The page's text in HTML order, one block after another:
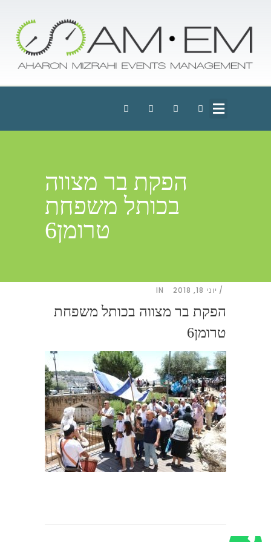
הפקת בר מצווה
בכותל משפחת
טרומן6
יוני 18, 2018 IN
הפקת בר מצווה בכותל משפחת
טרומן6